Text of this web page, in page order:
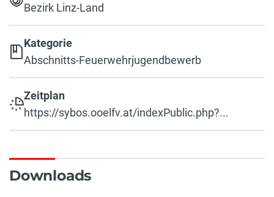
Bezirk Linz-Land
Kategorie
Abschnitts-Feuerwehrjugendbewerb
Zeitplan
https://sybos.ooelfv.at/indexPublic.php?...
Downloads